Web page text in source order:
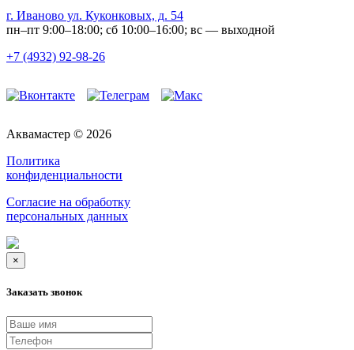
г. Иваново ул. Куконковых, д. 54
пн–пт 9:00–18:00; сб 10:00–16:00; вс — выходной
+7 (4932) 92-98-26
Аквамастер © 2026
Политика
конфиденциальности
Согласие на обработку
персональных данных
×
Заказать звонок